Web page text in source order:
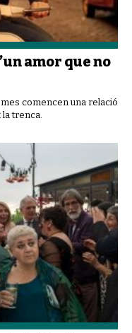
amor que no
comencen una relació
trenca.